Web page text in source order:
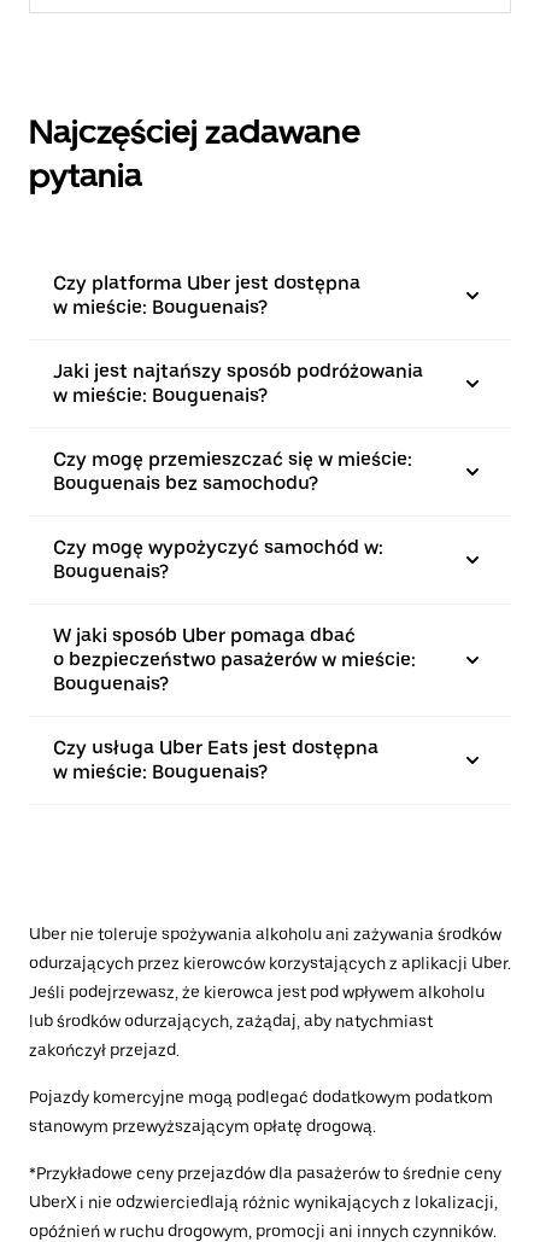
Najczęściej zadawane
pytania
Czy platforma Uber jest dostępna
w mieście: Bouguenais?
Jaki jest najtańszy sposób podróżowania
w mieście: Bouguenais?
Czy mogę przemieszczać się w mieście:
Bouguenais bez samochodu?
Czy mogę wypożyczyć samochód w:
Bouguenais?
W jaki sposób Uber pomaga dbać
o bezpieczeństwo pasażerów w mieście:
Bouguenais?
Czy usługa Uber Eats jest dostępna
w mieście: Bouguenais?
Uber nie toleruje spożywania alkoholu ani zażywania środków
odurzających przez kierowców korzystających z aplikacji Uber.
Jeśli podejrzewasz, że kierowca jest pod wpływem alkoholu
lub środków odurzających, zażądaj, aby natychmiast
zakończył przejazd.
Pojazdy komercyjne mogą podlegać dodatkowym podatkom
stanowym przewyższającym opłatę drogową.
*Przykładowe ceny przejazdów dla pasażerów to średnie ceny
UberX i nie odzwierciedlają różnic wynikających z lokalizacji,
opóźnień w ruchu drogowym, promocji ani innych czynników.